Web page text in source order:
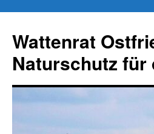
springen
Wattenrat
Naturschutz für